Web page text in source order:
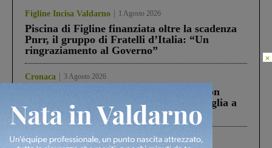
Figline Incisa Valdarno 1 Agosto 2026
Piscina di Figline finanziata oltre la scadenza
Pnrr, il gruppo di Fratelli d’Italia: “Un
ringraziamento al Governo”
Cronaca 3 Agosto 2026
Scomparso da una struttura di Castiglion
Fiorentino l’uomo che aveva ucciso la figlia a
Levane nel 2020
Cronaca 4 Agosto 2026
×